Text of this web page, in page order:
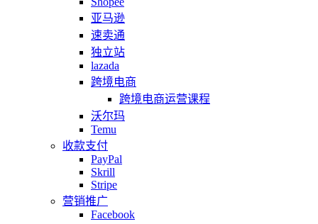
亚马逊
速卖通
独立站
lazada
跨境电商
跨境电商运营课程
沃尔玛
Temu
收款支付
PayPal
Skrill
Stripe
营销推广
Facebook